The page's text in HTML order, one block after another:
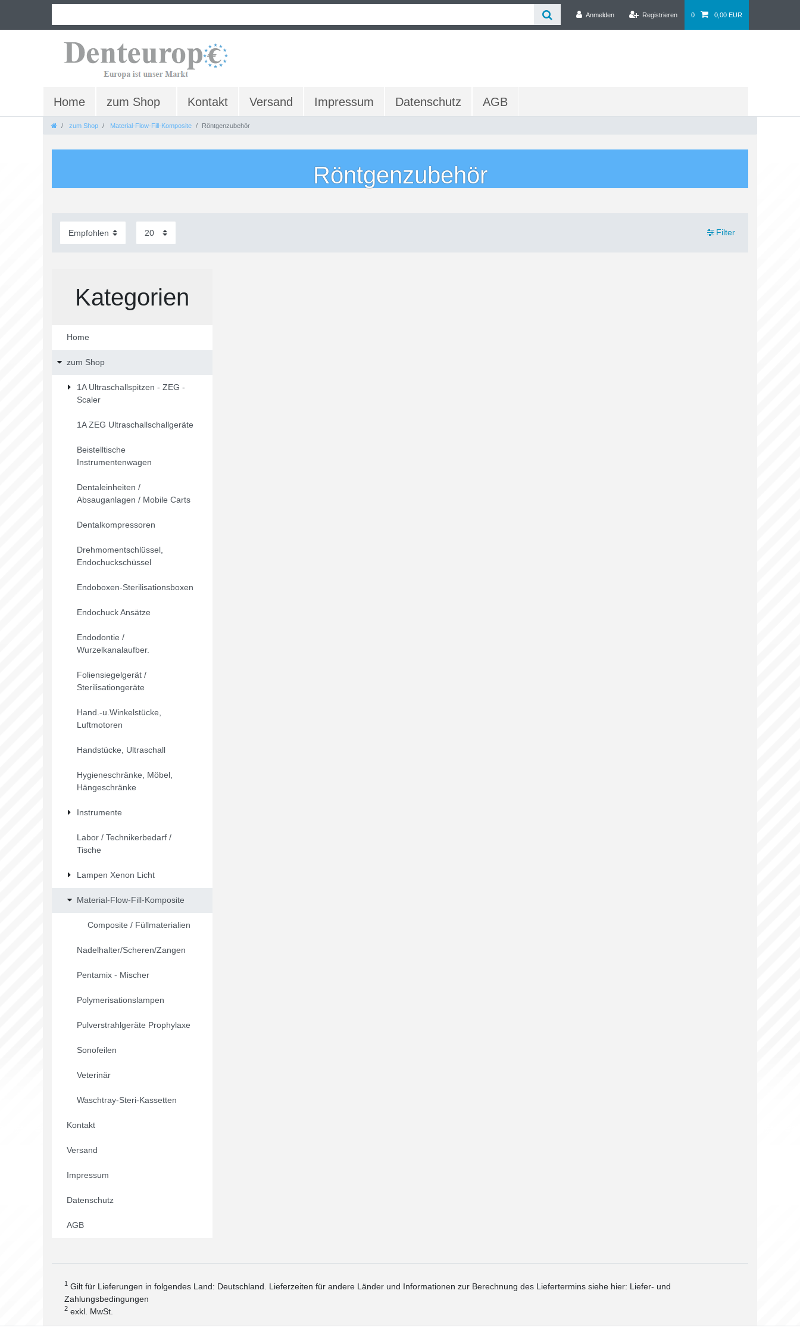
Anmelden Registrieren 0 0,00 EUR
Home zum Shop Kontakt Versand Impressum Datenschutz AGB
zum Shop Material-Flow-Fill-Komposite Röntgenzubehör
Röntgenzubehör
Filter
Kategorien
Home
zum Shop
1A Ultraschallspitzen - ZEG -
Scaler
1A ZEG Ultraschallschallgeräte
Beistelltische
Instrumentenwagen
Dentaleinheiten /
Absauganlagen / Mobile Carts
Dentalkompressoren
Drehmomentschlüssel,
Endochuckschüssel
Endoboxen-Sterilisationsboxen
Endochuck Ansätze
Endodontie /
Wurzelkanalaufber.
Foliensiegelgerät /
Sterilisationgeräte
Hand.-u.Winkelstücke,
Luftmotoren
Handstücke, Ultraschall
Hygieneschränke, Möbel,
Hängeschränke
Instrumente
Labor / Technikerbedarf /
Tische
Lampen Xenon Licht
Material-Flow-Fill-Komposite
Composite / Füllmaterialien
Nadelhalter/Scheren/Zangen
Pentamix - Mischer
Polymerisationslampen
Pulverstrahlgeräte Prophylaxe
Sonofeilen
Veterinär
Waschtray-Steri-Kassetten
Kontakt
Versand
Impressum
Datenschutz
AGB
1 Gilt für Lieferungen in folgendes Land: Deutschland. Lieferzeiten für andere Länder und Informationen zur Berechnung des Liefertermins siehe hier: Liefer- und
Zahlungsbedingungen
2 exkl. MwSt.